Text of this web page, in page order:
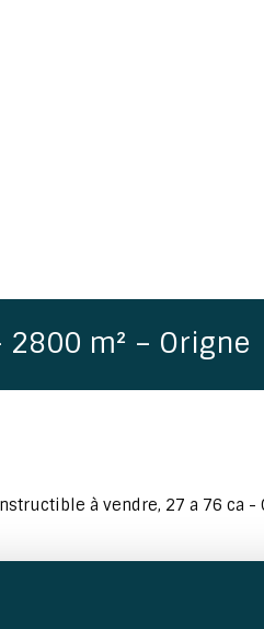
m² – Origne
à vendre, 27 a 76 ca -